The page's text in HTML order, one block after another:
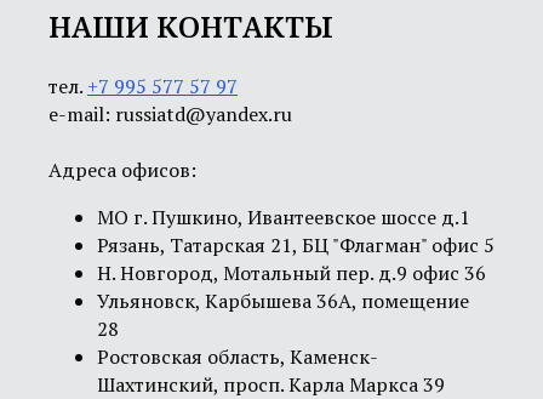
НАШИ КОНТАКТЫ
тел. +7 995 577 57 97
e-mail: russiatd@yandex.ru
Адреса офисов:
МО г. Пушкино, Ивантеевское шоссе д.1
Рязань, Татарская 21, БЦ "Флагман" офис 5
Н. Новгород, Мотальный пер. д.9 офис 36
Ульяновск, Карбышева 36А, помещение
28
Ростовская область, Каменск-
Шахтинский, просп. Карла Маркса 39